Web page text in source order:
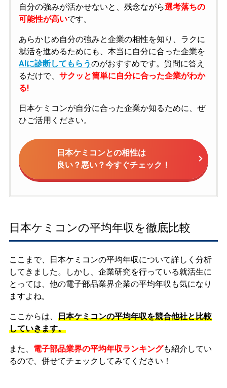
自分の強みが活かせないと、残念ながら選考落ちの
可能性が高いです。
あらかじめ自分の強みと企業の相性を知り、ラクに
就活を進めるためにも、本当に自分に合った企業を
AIに診断してもらうのがおすすめです。質問に答え
るだけで、 サクッと簡単に自分に合った企業がわか
る!
日本ケミコンが自分に合った企業か知るために、ぜ
ひご活用ください。
日本ケミコンとの相性は
良い？悪い？今すぐチェック！
日本ケミコンの平均年収を徹底比較
ここまで、日本ケミコンの平均年収について詳しく分析
してきました。しかし、企業研究を行っている就活生に
とっては、他の電子部品業界企業の平均年収も気になり
ますよね。
ここからは、 日本ケミコンの平均年収を競合他社と比較
していきます。
また、 電子部品業界の平均年収ランキングも紹介してい
るので、併せてチェックしてみてください！